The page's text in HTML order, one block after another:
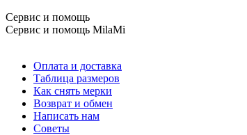
Сервис и помощь
Сервис и помощь MilaMi
Оплата и доставка
Таблица размеров
Как снять мерки
Возврат и обмен
Написать нам
Советы